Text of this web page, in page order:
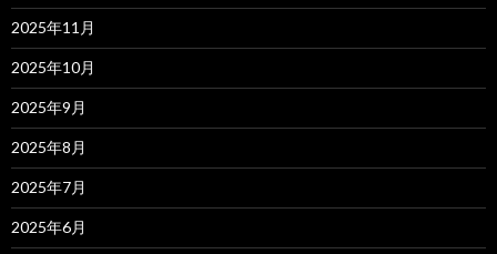
2025年11月
2025年10月
2025年9月
2025年8月
2025年7月
2025年6月